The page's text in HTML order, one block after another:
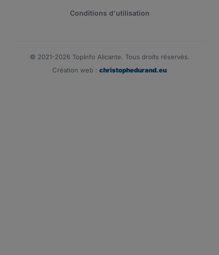
Conditions d'utilisation
© 2021-2026 TopInfo Alicante. Tous droits réservés.
Création web : christophedurand.eu